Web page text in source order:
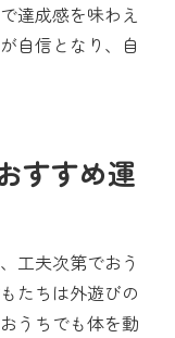
達成感を味わえ
自信となり、自
すすめ運
工夫次第でおう
たちは外遊びの
うちでも体を動